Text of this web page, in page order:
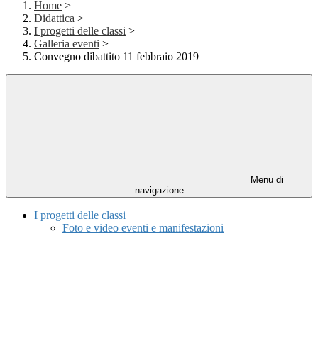
Home >
Didattica >
I progetti delle classi >
Galleria eventi >
Convegno dibattito 11 febbraio 2019
Menu di
navigazione
I progetti delle classi
Foto e video eventi e manifestazioni